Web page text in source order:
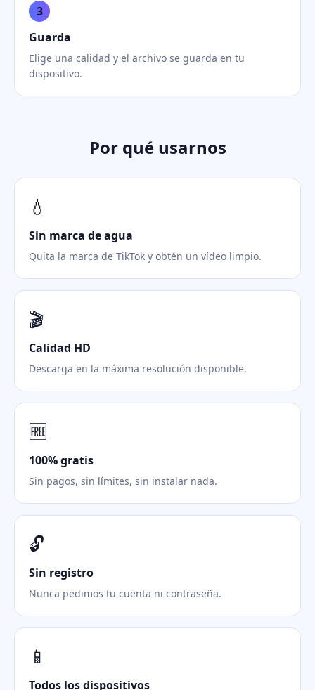
3
Guarda
Elige una calidad y el archivo se guarda en tu
dispositivo.
Por qué usarnos
💧
Sin marca de agua
Quita la marca de TikTok y obtén un vídeo limpio.
🎬
Calidad HD
Descarga en la máxima resolución disponible.
🆓
100% gratis
Sin pagos, sin límites, sin instalar nada.
🔓
Sin registro
Nunca pedimos tu cuenta ni contraseña.
📱
Todos los dispositivos